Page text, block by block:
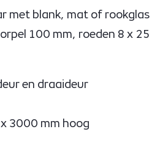
met blank, mat of rookglas
100 mm, roeden 8 x 25
en draaideur
3000 mm hoog